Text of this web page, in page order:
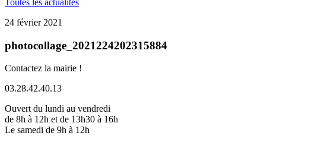
Toutes les actualités
24 février 2021
photocollage_2021224202315884
Contactez la mairie !
03.28.42.40.13
Ouvert du lundi au vendredi
de 8h à 12h et de 13h30 à 16h
Le samedi de 9h à 12h